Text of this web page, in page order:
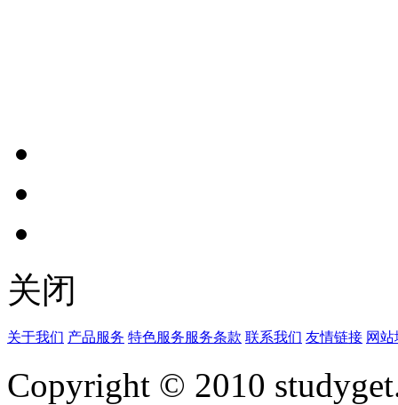
关闭
关于我们 产品服务 特色服务服务条款 联系我们 友情链接 网
Copyright © 2010